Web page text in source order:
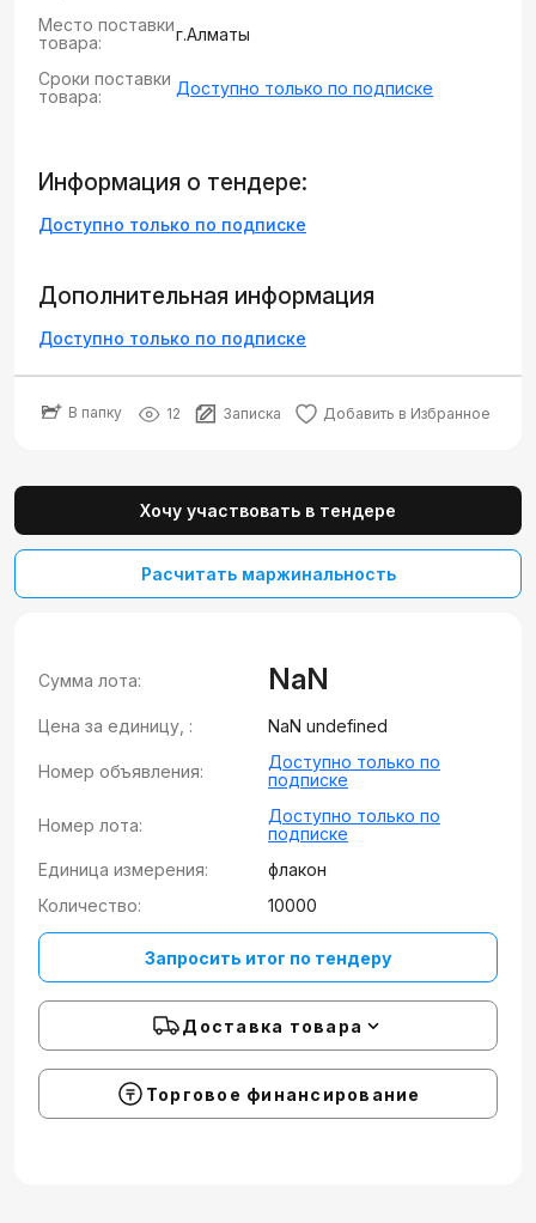
Место поставки
товара:
г.Алматы
Сроки поставки
товара:
Доступно только по подписке
Информация о тендере:
Доступно только по подписке
Дополнительная информация
Доступно только по подписке
В папку 12 Записка Добавить в Избранное
Хочу участвовать в тендере
Расчитать маржинальность
Сумма лота: NaN
Цена за единицу, : NaN undefined
Номер объявления:
Доступно только по
подписке
Номер лота:
Доступно только по
подписке
Единица измерения:
флакон
Количество:
10000
Запросить итог по тендеру
Доставка товара
Торговое финансирование